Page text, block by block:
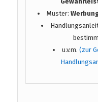
Muster:
u.v.m.(zur